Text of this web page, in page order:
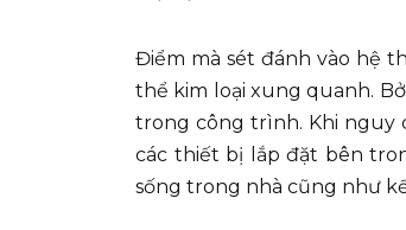
Điểm mà sét đánh vào hệ
thể kim loại xung quanh.
trong công trình. Khi nguy
các thiết bị lắp đặt bên
sống trong nhà cũng như